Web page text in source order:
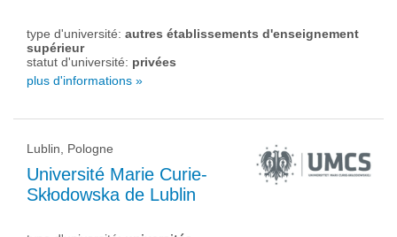
type d'université: autres établissements d'enseignement
supérieur
statut d'université: privées
plus d'informations »
Lublin, Pologne
Université Marie Curie-
Skłodowska de Lublin